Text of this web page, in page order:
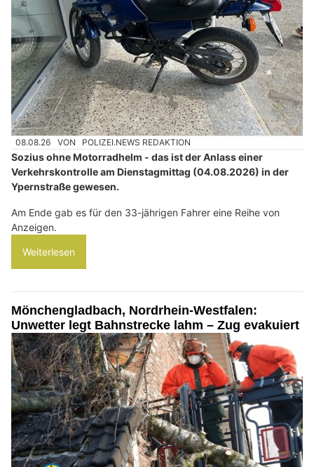
08.08.26 VON POLIZEI.NEWS REDAKTION
Sozius ohne Motorradhelm - das ist der Anlass einer
Verkehrskontrolle am Dienstagmittag (04.08.2026) in der
Ypernstraße gewesen.
Am Ende gab es für den 33-jährigen Fahrer eine Reihe von
Anzeigen.
Weiterlesen
Mönchengladbach, Nordrhein-Westfalen:
Unwetter legt Bahnstrecke lahm – Zug evakuiert